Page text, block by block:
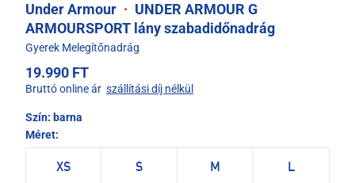
Under Armour · UNDER ARMOUR G
ARMOURSPORT lány szabadidőnadrág
Gyerek Melegítőnadrág
19.990 FT
Bruttó online ár szállítási díj nélkül
Szín: barna
Méret:
XS S M L